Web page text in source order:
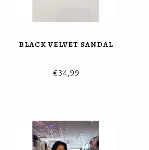
BLACK VELVET SANDAL
€34,99